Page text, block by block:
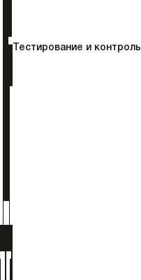
Тестирование и контроль